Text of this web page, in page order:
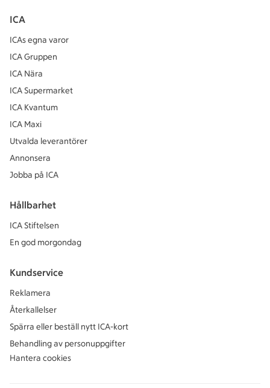
ICA
ICAs egna varor
ICA Gruppen
ICA Nära
ICA Supermarket
ICA Kvantum
ICA Maxi
Utvalda leverantörer
Annonsera
Jobba på ICA
Hållbarhet
ICA Stiftelsen
En god morgondag
Kundservice
Reklamera
Återkallelser
Spärra eller beställ nytt ICA-kort
Behandling av personuppgifter
Hantera cookies